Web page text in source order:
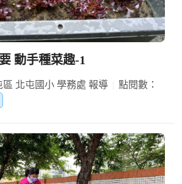
動手種菜趣-1
區 北屯國小 學務處 報導
點閱數：